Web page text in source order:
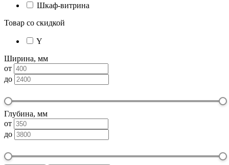
Шкаф-витрина
Товар со скидкой
Y
Ширина, мм
от
до
Глубина, мм
от
до